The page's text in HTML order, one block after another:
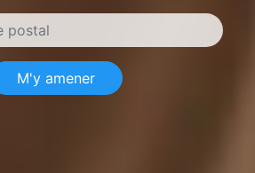
M'y amener